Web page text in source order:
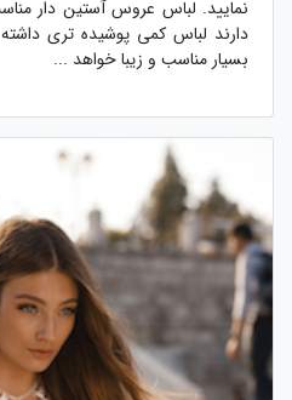
نمایید. لباس عروس آستین دار
دارند لباس کمی پوشیده تری داشته
بسیار مناسب و زیبا خواهد ...